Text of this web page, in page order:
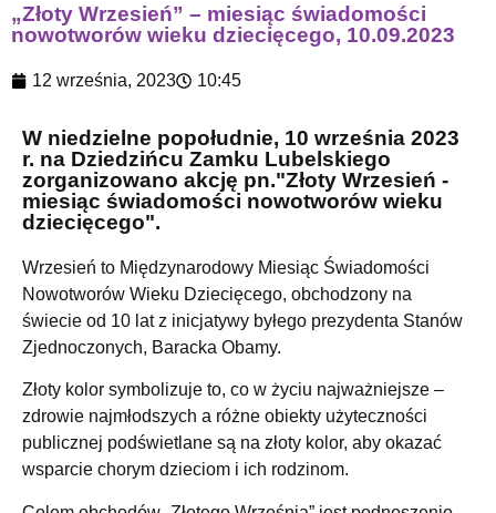
„Złoty Wrzesień” – miesiąc świadomości
nowotworów wieku dziecięcego, 10.09.2023
12 września, 2023 10:45
W niedzielne popołudnie, 10 września 2023
r. na Dziedzińcu Zamku Lubelskiego
zorganizowano akcję pn."Złoty Wrzesień -
miesiąc świadomości nowotworów wieku
dziecięcego".
Wrzesień to Międzynarodowy Miesiąc Świadomości
Nowotworów Wieku Dziecięcego, obchodzony na
świecie od 10 lat z inicjatywy byłego prezydenta Stanów
Zjednoczonych, Baracka Obamy.
Złoty kolor symbolizuje to, co w życiu najważniejsze –
zdrowie najmłodszych a różne obiekty użyteczności
publicznej podświetlane są na złoty kolor, aby okazać
wsparcie chorym dzieciom i ich rodzinom.